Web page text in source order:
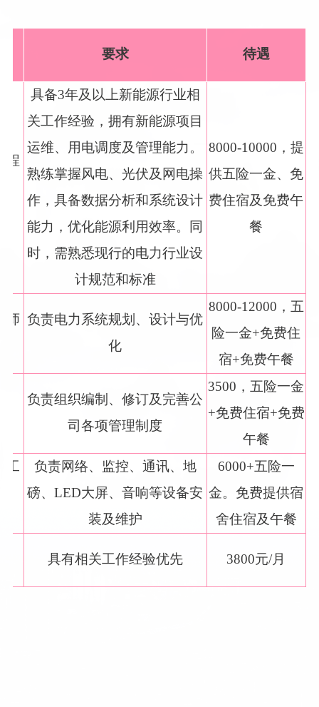
要求 待遇
程
具备3年及以上新能源行业相
关工作经验，拥有新能源项目
运维、用电调度及管理能力。
熟练掌握风电、光伏及网电操
作，具备数据分析和系统设计
能力，优化能源利用效率。同
时，需熟悉现行的电力行业设
计规范和标准
8000-10000，提
供五险一金、免
费住宿及免费午
餐
师 负责电力系统规划、设计与优
化
8000-12000，五
险一金+免费住
宿+免费午餐
负责组织编制、修订及完善公
司各项管理制度
3500，五险一金
+免费住宿+免费
午餐
工
负责网络、监控、通讯、地
磅、LED大屏、音响等设备安
装及维护
6000+五险一
金。免费提供宿
舍住宿及午餐
具有相关工作经验优先 3800元/月